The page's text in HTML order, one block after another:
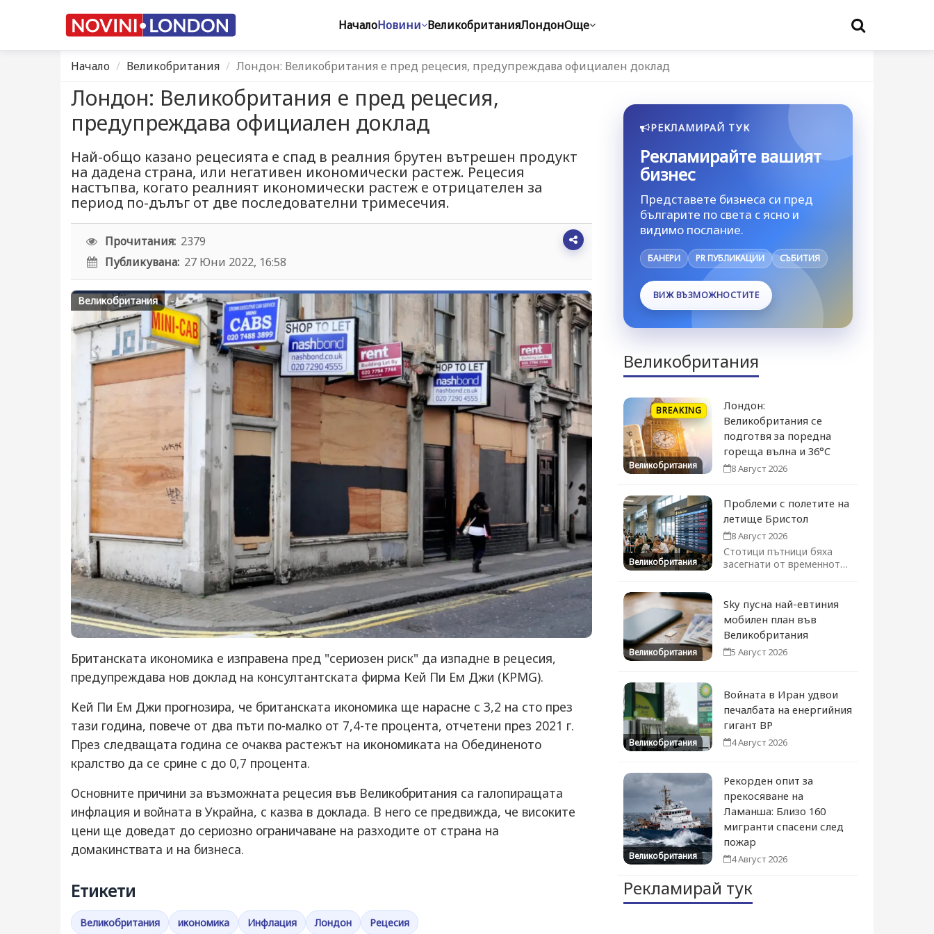
НачалоНовини ВеликобританияЛондонОще
Начало Великобритания Лондон: Великобритания е пред рецесия, предупреждава официален доклад
Лондон: Великобритания е пред рецесия,
предупреждава официален доклад
Най-общо казано рецесията е спад в реалния брутен вътрешен продукт
на дадена страна, или негативен икономически растеж. Рецесия
настъпва, когато реалният икономически растеж е отрицателен за
период по-дълъг от две последователни тримесечия.
Прочитания: 2379
Публикувана: 27 Юни 2022, 16:58
Великобритания
Британската икономика е изправена пред "сериозен риск" да изпадне в рецесия,
предупреждава нов доклад на консултантската фирма Кей Пи Ем Джи (KPMG).
Кей Пи Ем Джи прогнозира, че британската икономика ще нарасне с 3,2 на сто през
тази година, повече от два пъти по-малко от 7,4-те процента, отчетени през 2021 г.
През следващата година се очаква растежът на икономиката на Обединеното
кралство да се срине с до 0,7 процента.
Основните причини за възможната рецесия във Великобритания са галопиращата
инфлация и войната в Украйна, с казва в доклада. В него се предвижда, че високите
цени ще доведат до сериозно ограничаване на разходите от страна на
домакинствата и на бизнеса.
Етикети
Великобритания икономика Инфлация Лондон Рецесия
РЕКЛАМИРАЙ ТУК
Рекламирайте вашият
бизнес
Представете бизнеса си пред
българите по света с ясно и
видимо послание.
БАНЕРИ PR ПУБЛИКАЦИИ СЪБИТИЯ
ВИЖ ВЪЗМОЖНОСТИТЕ
Великобритания
BREAKING
Великобритания
Лондон:
Великобритания се
подготвя за поредна
гореща вълна и 36°C
8 Август 2026
Великобритания
Проблеми с полетите на
летище Бристол
8 Август 2026
Стотици пътници бяха
засегнати от временното
възстановява...
Великобритания
Sky пусна най-евтиния
мобилен план във
Великобритания
5 Август 2026
Великобритания
Войната в Иран удвои
печалбата на енергийния
гигант BP
4 Август 2026
Великобритания
Рекорден опит за
прекосяване на
Ламанша: Близо 160
мигранти спасени след
пожар
4 Август 2026
Рекламирай тук